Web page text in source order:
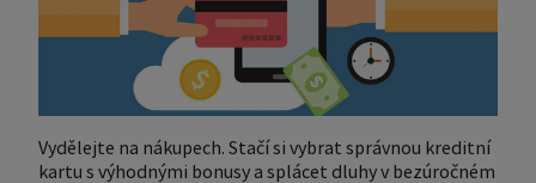
Vydělejte na nákupech. Stačí si vybrat správnou kreditní
kartu s výhodnými bonusy a splácet dluhy v bezúročném